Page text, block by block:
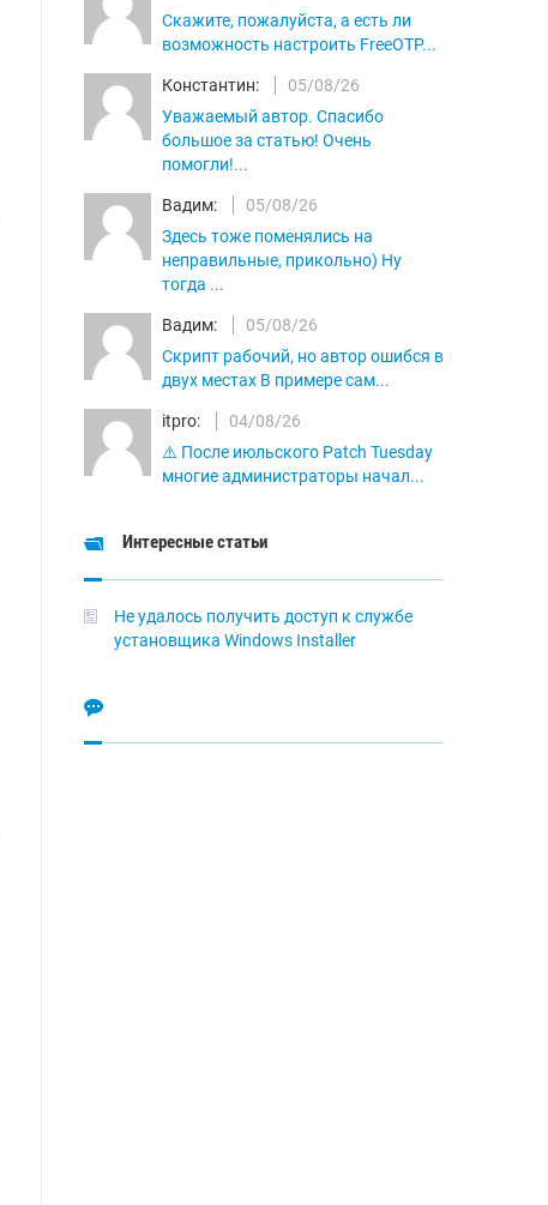
Скажите, пожалуйста, а есть ли
возможность настроить FreeOTP...
Константин:
05/08/26
Уважаемый автор. Спасибо
большое за статью! Очень
помогли!...
Вадим:
05/08/26
Здесь тоже поменялись на
неправильные, прикольно) Ну
тогда ...
Вадим:
05/08/26
Скрипт рабочий, но автор ошибся в
двух местах В примере сам...
itpro:
04/08/26
⚠️ После июльского Patch Tuesday
многие администраторы начал...
Интересные статьи
Не удалось получить доступ к службе
установщика Windows Installer